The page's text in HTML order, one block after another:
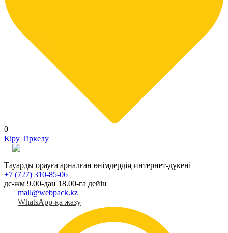
0
Кіру Тіркелу
Тауарды орауға арналған өнімдердің интернет-дүкені
+7 (727) 310-85-06
дс-жм 9.00-дан 18.00-ға дейін
mail@webpack.kz
WhatsApp-қа жазу